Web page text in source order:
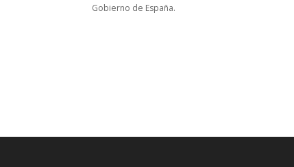
Gobierno de España.